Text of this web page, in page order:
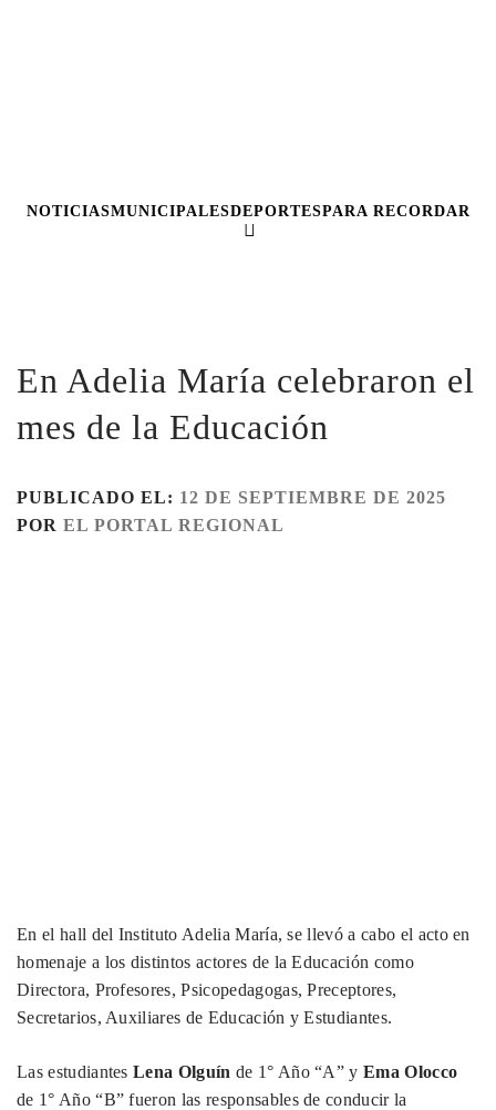
NOTICIASMUNICIPALESDEPORTESPARA RECORDAR
En Adelia María celebraron el
mes de la Educación
PUBLICADO EL: 12 DE SEPTIEMBRE DE 2025
POR EL PORTAL REGIONAL
En el hall del Instituto Adelia María, se llevó a cabo el acto en
homenaje a los distintos actores de la Educación como
Directora, Profesores, Psicopedagogas, Preceptores,
Secretarios, Auxiliares de Educación y Estudiantes.
Las estudiantesLena Olguín de 1° Año “A” yEma Olocco
de 1° Año “B” fueron las responsables de conducir la